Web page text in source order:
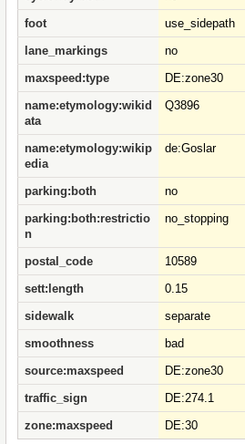
foot
use_sidepath
lane_markings
no
maxspeed:type
DE:zone30
name:etymology:wikid
ata
Q3896
name:etymology:wikip
edia
de:Goslar
parking:both
no
parking:both:restrictio
n
no_stopping
postal_code
10589
sett:length
0.15
sidewalk
separate
smoothness
bad
source:maxspeed
DE:zone30
traffic_sign
DE:274.1
zone:maxspeed
DE:30